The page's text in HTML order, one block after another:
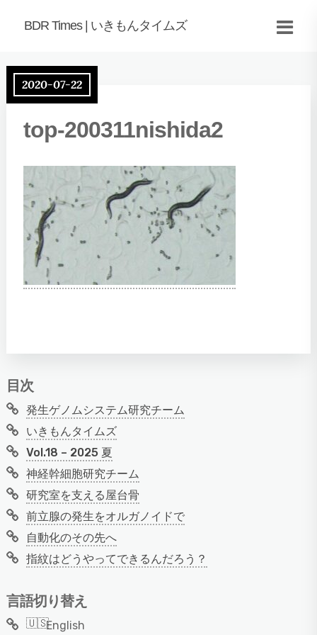
BDR Times | いきもんタイムズ
2020-07-22
top-200311nishida2
目次
発生ゲノムシステム研究チーム
いきもんタイムズ
Vol.18 – 2025 夏
神経幹細胞研究チーム
研究室を支える屋台骨
前立腺の発生をオルガノイドで
自動化のその先へ
指紋はどうやってできるんだろう？
言語切り替え
English